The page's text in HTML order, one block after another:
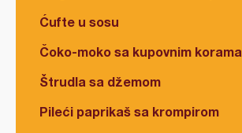
Ćufte u sosu
Čoko-moko sa kupovnim korama
Štrudla sa džemom
Pileći paprikaš sa krompirom